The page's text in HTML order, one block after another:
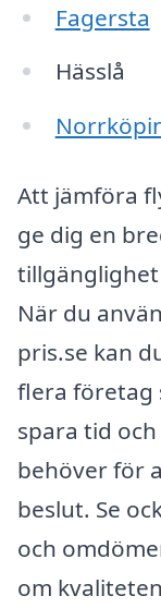
Fagersta
Hässlå
Att jämföra
ge dig en
När du
pris.se kan
flera företag
spara tid
behöver för
beslut. Se
och
om